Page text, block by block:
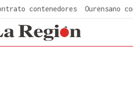
contenedores Ourensano